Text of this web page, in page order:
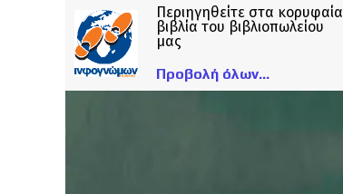
Περιηγηθείτε στα κορυφαία
βιβλία του βιβλιοπωλείου
μας
Προβολή όλων